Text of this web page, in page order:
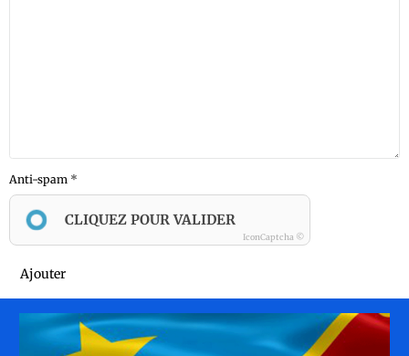
Anti-spam
CLIQUEZ POUR VALIDER
IconCaptcha ©
Ajouter